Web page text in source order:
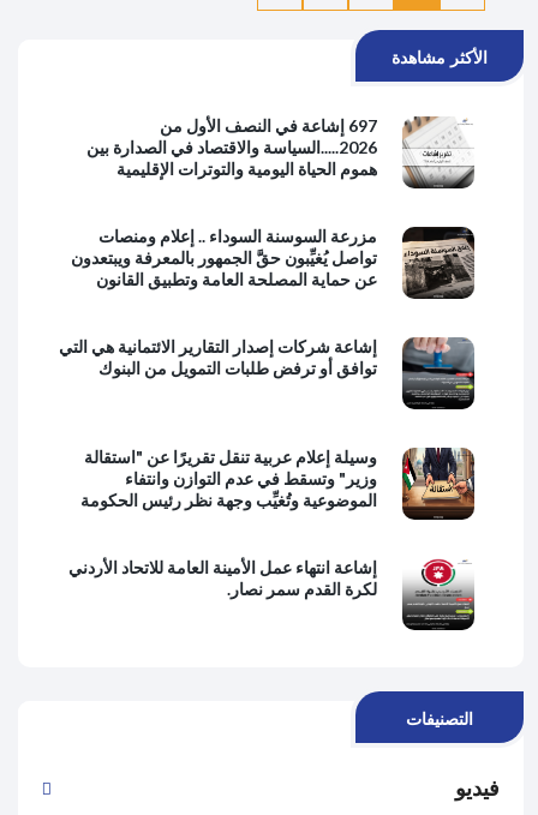
الأكثر مشاهدة
697 إشاعة في النصف الأول من
2026.....السياسة والاقتصاد في الصدارة بين
هموم الحياة اليومية والتوترات الإقليمية
مزرعة السوسنة السوداء .. إعلام ومنصات
تواصل يُغيِّبون حقَّ الجمهور بالمعرفة ويبتعدون
عن حماية المصلحة العامة وتطبيق القانون
إشاعة شركات إصدار التقارير الائتمانية هي التي
توافق أو ترفض طلبات التمويل من البنوك
وسيلة إعلام عربية تنقل تقريرًا عن "استقالة
وزير" وتسقط في عدم التوازن وانتفاء
الموضوعية وتُغيِّب وجهة نظر رئيس الحكومة
إشاعة انتهاء عمل الأمينة العامة للاتحاد الأردني
لكرة القدم سمر نصار.
التصنيفات
فيديو